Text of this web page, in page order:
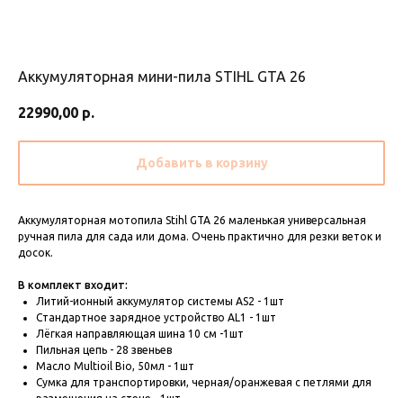
Аккумуляторная мини-пила STIHL GTA 26
22990,00 р.
Добавить в корзину
Аккумуляторная мотопила Stihl GTA 26 маленькая универсальная
ручная пила для сада или дома. Очень практично для резки веток и
досок.
В комплект входит:
Литий-ионный аккумулятор системы AS2 - 1шт
Стандартное зарядное устройство AL1 - 1шт
Лёгкая направляющая шина 10 см -1шт
Пильная цепь - 28 звеньев
Масло Multioil Bio, 50мл - 1шт
Сумка для транспортировки, черная/оранжевая с петлями для